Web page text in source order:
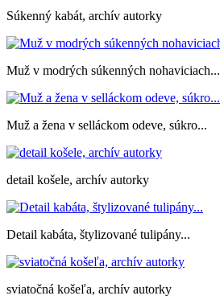
Súkenný kabát, archív autorky
Muž v modrých súkenných nohaviciach...
Muž a žena v selláckom odeve, súkro...
detail košele, archív autorky
Detail kabáta, štylizované tulipány...
sviatočná košeľa, archív autorky